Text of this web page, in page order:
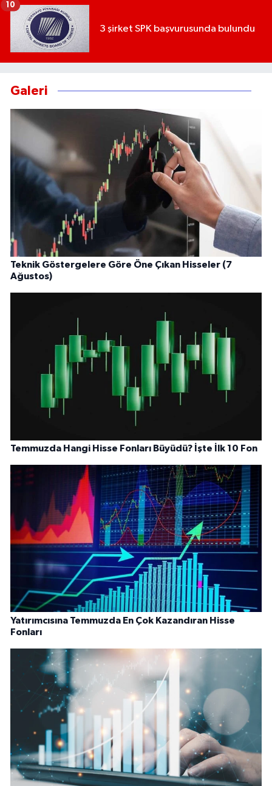
3 şirket SPK başvurusunda bulundu
10
Galeri
Teknik Göstergelere Göre Öne Çıkan Hisseler (7
Ağustos)
Temmuzda Hangi Hisse Fonları Büyüdü? İşte İlk 10 Fon
Yatırımcısına Temmuzda En Çok Kazandıran Hisse
Fonları